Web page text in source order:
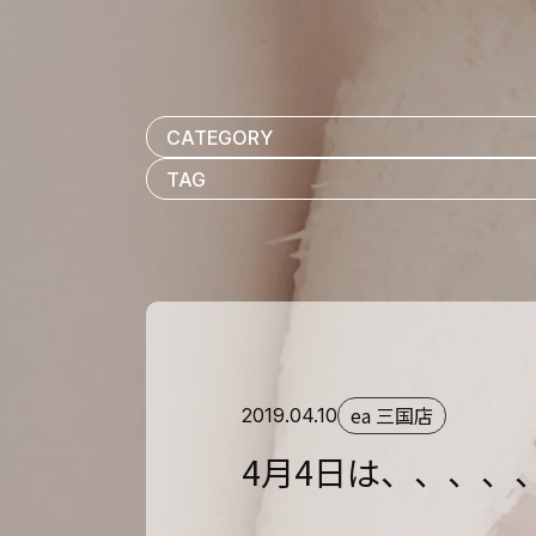
2019.04.10 ea 三国店
4月4日は、、、、